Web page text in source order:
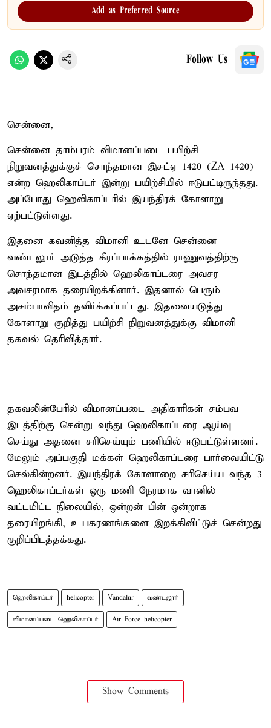
Add as Preferred Source
Follow Us
சென்னை,
சென்னை தாம்பரம் விமானப்படை பயிற்சி
நிறுவனத்துக்குச் சொந்தமான இசட்ஏ 1420 (ZA 1420)
என்ற ஹெலிகாப்டர் இன்று பயிற்சியில் ஈடுபட்டிருந்தது.
அப்போது ஹெலிகாப்டரில் இயந்திரக் கோளாறு
ஏற்பட்டுள்ளது.
இதனை கவனித்த விமானி உடனே சென்னை
வண்டலூர் அடுத்த கீரப்பாக்கத்தில் ராணுவத்திற்கு
சொந்தமான இடத்தில் ஹெலிகாப்டரை அவசர
அவசரமாக தரையிறக்கினார். இதனால் பெரும்
அசம்பாவிதம் தவிர்க்கப்பட்டது. இதனையடுத்து
கோளாறு குறித்து பயிற்சி நிறுவனத்துக்கு விமானி
தகவல் தெரிவித்தார்.
தகவலின்பேரில் விமானப்படை அதிகாரிகள் சம்பவ
இடத்திற்கு சென்று வந்து ஹெலிகாப்டரை ஆய்வு
செய்து அதனை சரிசெய்யும் பணியில் ஈடுபட்டுள்ளனர்.
மேலும் அப்பகுதி மக்கள் ஹெலிகாப்டரை பார்வையிட்டு
செல்கின்றனர். இயந்திரக் கோளாறை சரிசெய்ய வந்த 3
ஹெலிகாப்டர்கள் ஒரு மணி நேரமாக வானில்
வட்டமிட்ட நிலையில், ஒன்றன் பின் ஒன்றாக
தரையிறங்கி, உபகரணங்களை இறக்கிவிட்டுச் சென்றது
குறிப்பிடத்தக்கது.
ஹெலிகாப்டர் helicopter Vandalur வண்டலூர்
விமானப்படை ஹெலிகாப்டர் Air Force helicopter
Show Comments